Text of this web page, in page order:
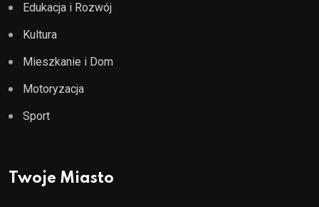
Edukacja i Rozwój
Kultura
Mieszkanie i Dom
Motoryzacja
Sport
Twoje Miasto